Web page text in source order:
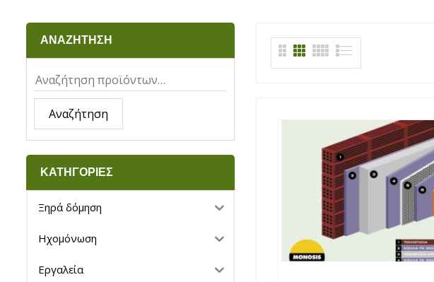
ΑΝΑΖΗΤΗΣΗ
Αναζήτηση
ΚΑΤΗΓΟΡΙΕΣ
Ξηρά δόμηση
Ηχομόνωση
Εργαλεία